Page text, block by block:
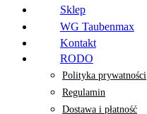
Sklep
WG Taubenmax
Kontakt
RODO
Polityka prywatności
Regulamin
Dostawa i płatność